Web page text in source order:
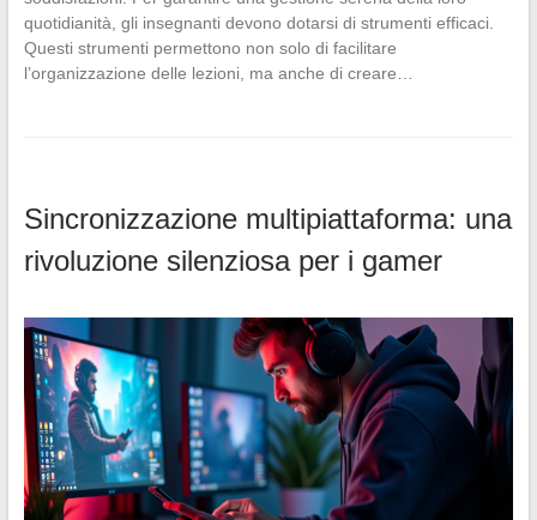
quotidianità, gli insegnanti devono dotarsi di strumenti efficaci.
Questi strumenti permettono non solo di facilitare
l’organizzazione delle lezioni, ma anche di creare…
Sincronizzazione multipiattaforma: una
rivoluzione silenziosa per i gamer